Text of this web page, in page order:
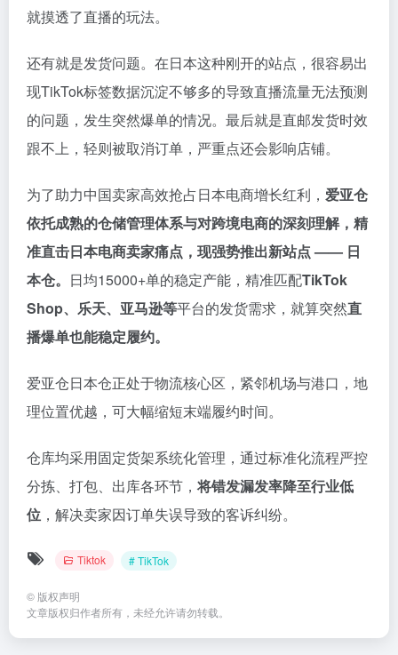
就摸透了直播的玩法。
还有就是发货问题。在日本这种刚开的站点，很容易出
现TikTok标签数据沉淀不够多的导致直播流量无法预测
的问题，发生突然爆单的情况。最后就是直邮发货时效
跟不上，轻则被取消订单，严重点还会影响店铺。
为了助力中国卖家高效抢占日本电商增长红利， 爱亚仓
依托成熟的仓储管理体系与对跨境电商的深刻理解，精
准直击日本电商卖家痛点，现强势推出新站点 —— 日
本仓。 日均15000+单的稳定产能，精准匹配TikTok
Shop、乐天、亚马逊等平台的发货需求，就算突然直
播爆单也能稳定履约。
爱亚仓日本仓正处于物流核心区，紧邻机场与港口，地
理位置优越，可大幅缩短末端履约时间。
仓库均采用固定货架系统化管理，通过标准化流程严控
分拣、打包、出库各环节，将错发漏发率降至行业低
位 ，解决卖家因订单失误导致的客诉纠纷。
Tiktok # TikTok
© 版权声明
文章版权归作者所有，未经允许请勿转载。